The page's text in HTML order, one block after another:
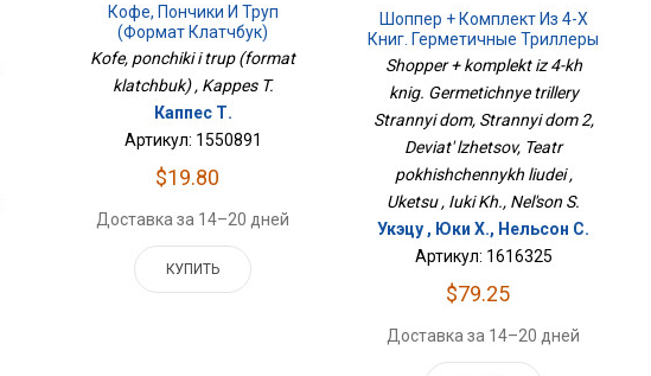
Кофе, Пончики И Труп
(формат Клатчбук)
Kofe, ponchiki i trup (format
klatchbuk) , Kappes T.
Каппес Т.
Артикул: 1550891
$19.80
Доставка за 14–20 дней
КУПИТЬ
Шоппер + Комплект Из 4-Х
Книг. Герметичные Триллеры
Странный Дом, Странный
Дом 2, Девять Лжецов,
Театр Похищенных Людей
Shopper + komplekt iz 4-kh
knig. Germetichnye trillery
Strannyi dom, Strannyi dom 2,
Deviat' lzhetsov, Teatr
pokhishchennykh liudei ,
Uketsu , Iuki Kh., Nel'son S.
Укэцу , Юки Х., Нельсон С.
Артикул: 1616325
$79.25
Доставка за 14–20 дней